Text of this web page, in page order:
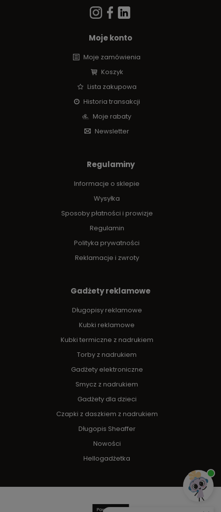
Moje konto
Moje zamówienia
Koszyk
Lista zakupowa
Historia transakcji
Moje rabaty
Newsletter
Regulaminy
Informacje o sklepie
Wysyłka
Sposoby płatności i prowizje
Regulamin
Polityka prywatności
Reklamacje i zwroty
Gadżety reklamowe
Długopisy reklamowe
Kubki reklamowe
Kubki termiczne z nadrukiem
Torby z nadrukiem
Gadżety elektroniczne
Smycz z nadrukiem
Gadżety dla dzieci
Czapki z daszkiem z nadrukiem
Długopis Sheaffer
Nowości
Hellogadżetka